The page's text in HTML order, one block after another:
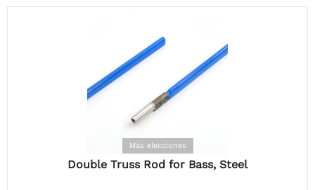
Más elecciones
Double Truss Rod for Bass, Steel